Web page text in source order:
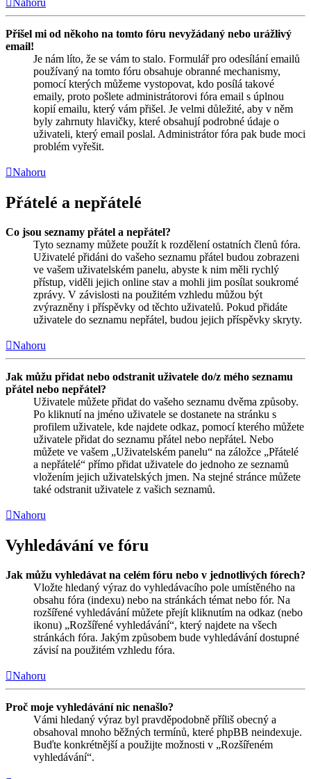
Nahoru
Přišel mi od někoho na tomto fóru nevyžádaný nebo urážlivý
email!
Je nám líto, že se vám to stalo. Formulář pro odesílání emailů
používaný na tomto fóru obsahuje obranné mechanismy,
pomocí kterých můžeme vystopovat, kdo posílá takové
emaily, proto pošlete administrátorovi fóra email s úplnou
kopií emailu, který vám přišel. Je velmi důležité, aby v něm
byly zahrnuty hlavičky, které obsahují podrobné údaje o
uživateli, který email poslal. Administrátor fóra pak bude moci
problém vyřešit.
Nahoru
Přátelé a nepřátelé
Co jsou seznamy přátel a nepřátel?
Tyto seznamy můžete použít k rozdělení ostatních členů fóra.
Uživatelé přidáni do vašeho seznamu přátel budou zobrazeni
ve vašem uživatelském panelu, abyste k nim měli rychlý
přístup, viděli jejich online stav a mohli jim posílat soukromé
zprávy. V závislosti na použitém vzhledu můžou být
zvýrazněny i příspěvky od těchto uživatelů. Pokud přidáte
uživatele do seznamu nepřátel, budou jejich příspěvky skryty.
Nahoru
Jak můžu přidat nebo odstranit uživatele do/z mého seznamu
přátel nebo nepřátel?
Uživatele můžete přidat do vašeho seznamu dvěma způsoby.
Po kliknutí na jméno uživatele se dostanete na stránku s
profilem uživatele, kde najdete odkaz, pomocí kterého můžete
uživatele přidat do seznamu přátel nebo nepřátel. Nebo
můžete ve vašem „Uživatelském panelu“ na záložce „Přátelé
a nepřátelé“ přímo přidat uživatele do jednoho ze seznamů
vložením jejich uživatelských jmen. Na stejné stránce můžete
také odstranit uživatele z vašich seznamů.
Nahoru
Vyhledávání ve fóru
Jak můžu vyhledávat na celém fóru nebo v jednotlivých fórech?
Vložte hledaný výraz do vyhledávacího pole umístěného na
obsahu fóra (indexu) nebo na stránkách témat nebo fór. Na
rozšířené vyhledávání můžete přejít kliknutím na odkaz (nebo
ikonu) „Rozšířené vyhledávání“, který najdete na všech
stránkách fóra. Jakým způsobem bude vyhledávání dostupné
závisí na použitém vzhledu fóra.
Nahoru
Proč moje vyhledávání nic nenašlo?
Vámi hledaný výraz byl pravděpodobně příliš obecný a
obsahoval mnoho běžných termínů, které phpBB neindexuje.
Buďte konkrétnější a použijte možnosti v „Rozšířeném
vyhledávání“.